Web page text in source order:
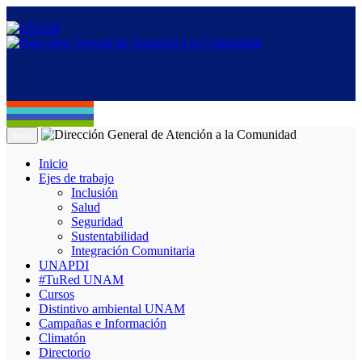
Inicio
Ejes de trabajo
Inclusión
Salud
Seguridad
Sustentabilidad
Integración Comunitaria
UNAPDI
#TuRed UNAM
Cursos
Distintivo ambiental UNAM
Campañas e Información
Climatón
Directorio